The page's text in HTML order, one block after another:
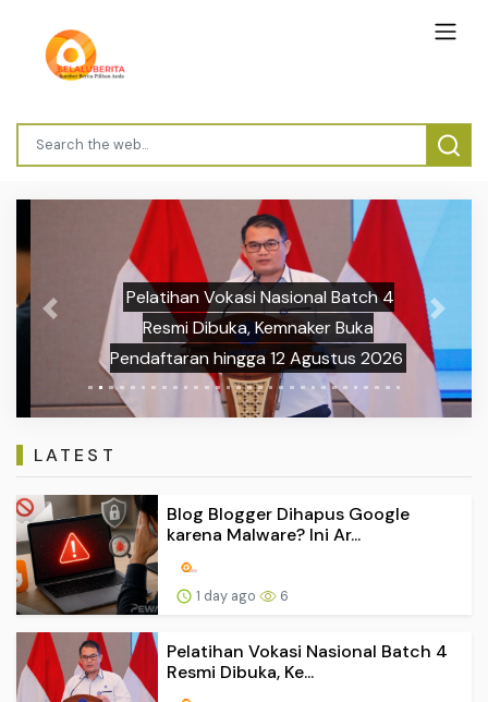
Pelatihan Vokasi Nasional Batch 4
Resmi Dibuka, Kemnaker Buka
Pendaftaran hingga 12 Agustus 2026
Previous Next
LATEST
Blog Blogger Dihapus Google
karena Malware? Ini Ar...
1 day ago 6
Pelatihan Vokasi Nasional Batch 4
Resmi Dibuka, Ke...